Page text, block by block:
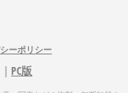
ーポリシー
| PC版